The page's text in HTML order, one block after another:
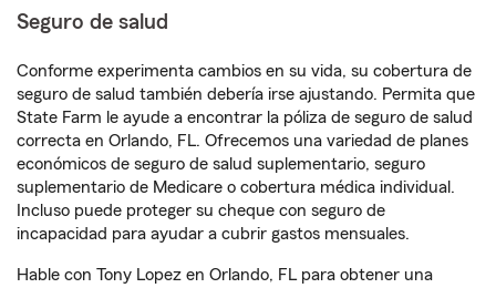
Seguro de salud
Conforme experimenta cambios en su vida, su cobertura de
seguro de salud también debería irse ajustando. Permita que
State Farm le ayude a encontrar la póliza de seguro de salud
correcta en Orlando, FL. Ofrecemos una variedad de planes
económicos de seguro de salud suplementario, seguro
suplementario de Medicare o cobertura médica individual.
Incluso puede proteger su cheque con seguro de
incapacidad para ayudar a cubrir gastos mensuales.
Hable con Tony Lopez en Orlando, FL para obtener una